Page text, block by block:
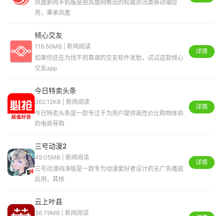
凤凰新闻手机版是由凤凰网推出的权威资讯类移动端应
用，秉承凤凰
倾心交友
116.56MB | 新闻阅读
如果你还在为找不到靠谱的交友软件发愁，试试这款倾心
交友app
详情
今日特卖头条
362.12KB | 新闻阅读
今日特卖头条是一款专注于为用户提供高性价比购物体验
的电商导购
详情
三号动漫2
49.05MB | 新闻阅读
三号动漫纯净版是一款专为动漫爱好者设计的无广告播放
应用，其核
详情
云上叶县
36.79MB | 新闻阅读